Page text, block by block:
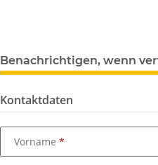
Benachrichtigen, wenn
Kontaktdaten
Vorname